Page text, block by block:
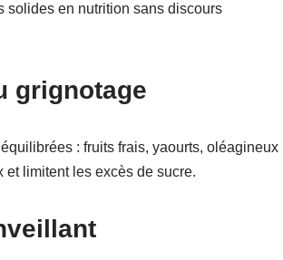
solides en nutrition sans discours
grignotage
: fruits frais, yaourts, oléagineux
limitent les excès de sucre.